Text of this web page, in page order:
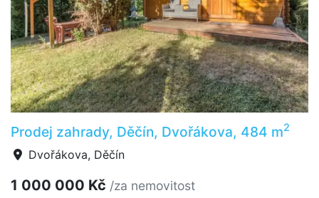
Prodej zahrady, Děčín, Dvořákova, 484 m2
Dvořákova, Děčín
1 000 000 Kč /za nemovitost